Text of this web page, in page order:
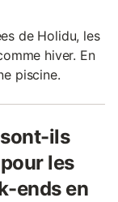
de Holidu, les
hiver. En
piscine.
ils
les
ends en